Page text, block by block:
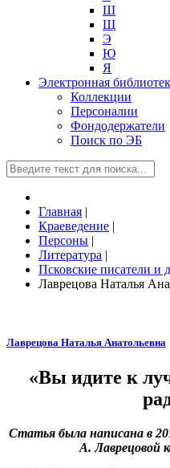
Ш
Щ
Э
Ю
Я
Электронная
Коллекции
Персоналии
Фондодержатели
Поиск по ЭБ
Главная |
Краеведение |
Персоны |
Литература |
Псковские писатели и
Лаврецова Наталья
Лаврецова Наталья Анатольевна
«Вы идите к
Статья была написана в
А. Лаврецовой